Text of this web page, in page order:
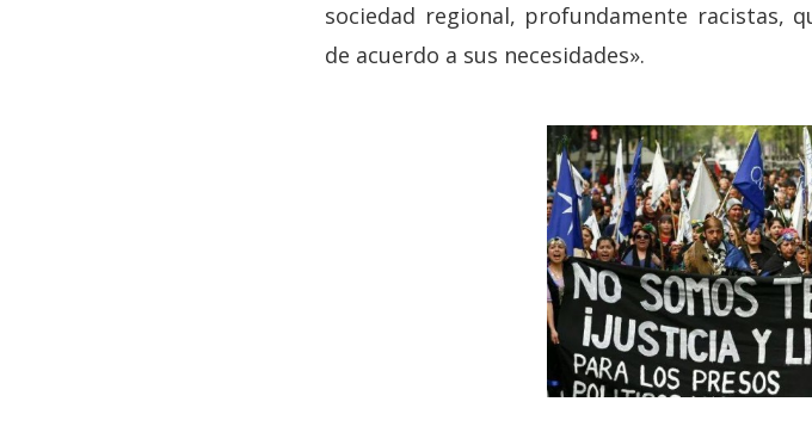
Hit enter to search or ESC to closesociedad regional, profundamente racistas,
de acuerdo a sus necesidades».